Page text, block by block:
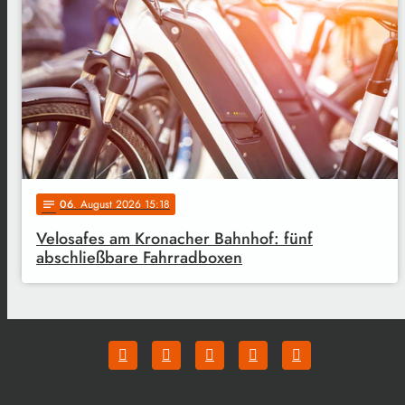
notes 06. August 2026 15:18
Velosafes am Kronacher Bahnhof: fünf
abschließbare Fahrradboxen